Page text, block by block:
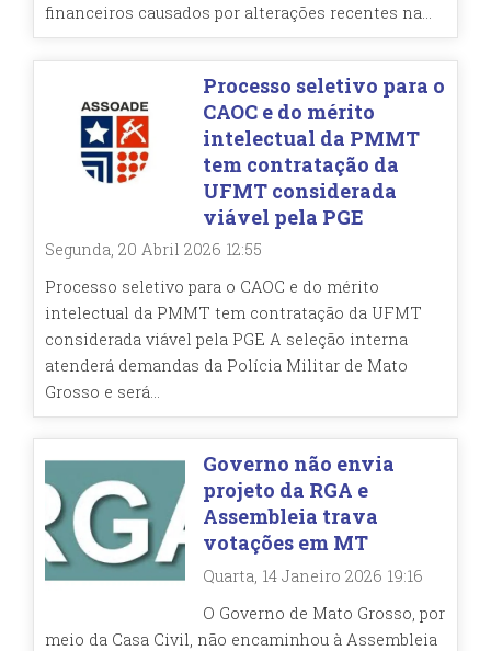
financeiros causados por alterações recentes na...
Processo seletivo para o
CAOC e do mérito
intelectual da PMMT
tem contratação da
UFMT considerada
viável pela PGE
Segunda, 20 Abril 2026 12:55
Processo seletivo para o CAOC e do mérito
intelectual da PMMT tem contratação da UFMT
considerada viável pela PGE A seleção interna
atenderá demandas da Polícia Militar de Mato
Grosso e será...
Governo não envia
projeto da RGA e
Assembleia trava
votações em MT
Quarta, 14 Janeiro 2026 19:16
O Governo de Mato Grosso, por
meio da Casa Civil, não encaminhou à Assembleia